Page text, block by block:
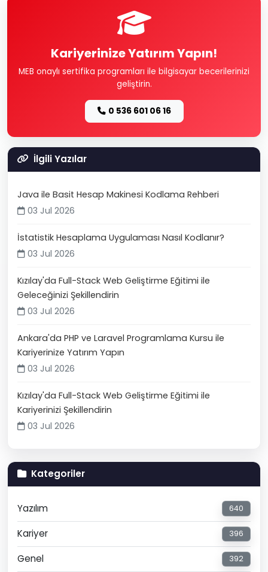
Kariyerinize Yatırım Yapın!
MEB onaylı sertifika programları ile bilgisayar becerilerinizi
geliştirin.
0 536 601 06 16
İlgili Yazılar
Java ile Basit Hesap Makinesi Kodlama Rehberi
03 Jul 2026
İstatistik Hesaplama Uygulaması Nasıl Kodlanır?
03 Jul 2026
Kızılay'da Full-Stack Web Geliştirme Eğitimi ile
Geleceğinizi Şekillendirin
03 Jul 2026
Ankara'da PHP ve Laravel Programlama Kursu ile
Kariyerinize Yatırım Yapın
03 Jul 2026
Kızılay'da Full-Stack Web Geliştirme Eğitimi ile
Kariyerinizi Şekillendirin
03 Jul 2026
Kategoriler
Yazılım 640
Kariyer 396
Genel 392